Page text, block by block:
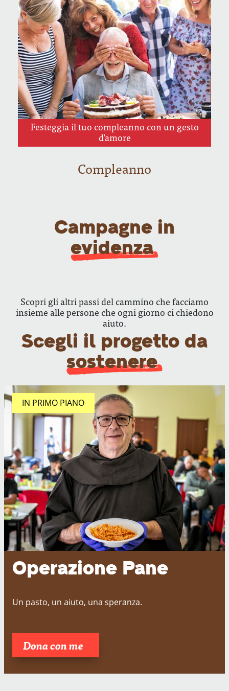
Festeggia il tuo compleanno con un gesto
d’amore
Compleanno
Campagne in
evidenza
Scopri gli altri passi del cammino che facciamo
insieme alle persone che ogni giorno ci chiedono
aiuto.
Scegli il progetto da
sostenere
IN PRIMO PIANO
Operazione Pane
Un pasto, un aiuto, una speranza.
Donacon me